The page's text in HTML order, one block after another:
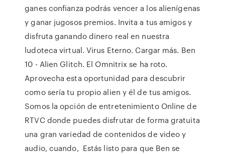
ganes confianza podrás vencer a los alienígenas
y ganar jugosos premios. Invita a tus amigos y
disfruta ganando dinero real en nuestra
ludoteca virtual. Virus Eterno. Cargar más. Ben
10 - Alien Glitch. El Omnitrix se ha roto.
Aprovecha esta oportunidad para descubrir
como sería tu propio alien y él de tus amigos.
Somos la opción de entretenimiento Online de
RTVC donde puedes disfrutar de forma gratuita
una gran variedad de contenidos de video y
audio, cuando, Estás listo para que Ben se